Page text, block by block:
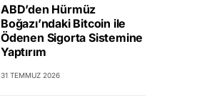
ABD’den Hürmüz
Boğazı’ndaki Bitcoin ile
Ödenen Sigorta Sistemine
Yaptırım
31 TEMMUZ 2026